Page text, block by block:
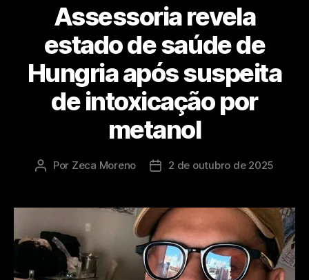
Assessoria revela
estado de saúde de
Hungria após suspeita
de intoxicação por
metanol
Por Zeca Moreno 2 de outubro de 2025